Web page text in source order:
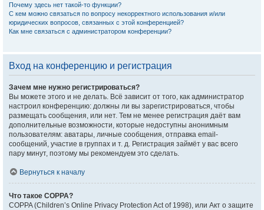
Почему здесь нет такой-то функции?
С кем можно связаться по вопросу некорректного использования и/или
юридических вопросов, связанных с этой конференцией?
Как мне связаться с администратором конференции?
Вход на конференцию и регистрация
Зачем мне нужно регистрироваться?
Вы можете этого и не делать. Всё зависит от того, как администратор
настроил конференцию: должны ли вы зарегистрироваться, чтобы
размещать сообщения, или нет. Тем не менее регистрация даёт вам
дополнительные возможности, которые недоступны анонимным
пользователям: аватары, личные сообщения, отправка email-
сообщений, участие в группах и т. д. Регистрация займёт у вас всего
пару минут, поэтому мы рекомендуем это сделать.
Вернуться к началу
Что такое COPPA?
COPPA (Children’s Online Privacy Protection Act of 1998), или Акт о защите